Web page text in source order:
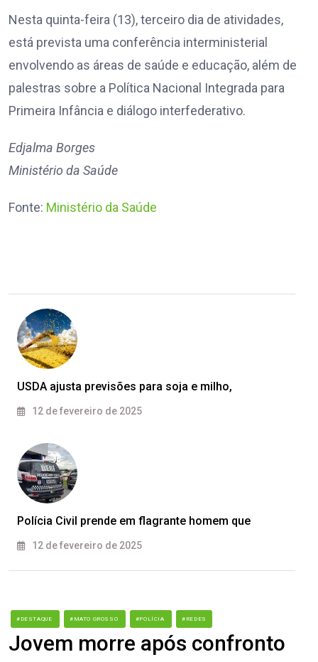
Nesta quinta-feira (13), terceiro dia de atividades,
está prevista uma conferência interministerial
envolvendo as áreas de saúde e educação, além de
palestras sobre a Política Nacional Integrada para
Primeira Infância e diálogo interfederativo.
Edjalma Borges
Ministério da Saúde
Fonte: Ministério da Saúde
USDA ajusta previsões para soja e milho,
12 de fevereiro de 2025
Polícia Civil prende em flagrante homem que
12 de fevereiro de 2025
#DESTAQUE #MATO GROSSO #POLÍCIA #REDES
Jovem morre após confronto